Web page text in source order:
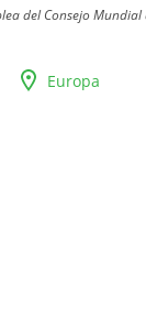
del Consejo Mundial
Europa